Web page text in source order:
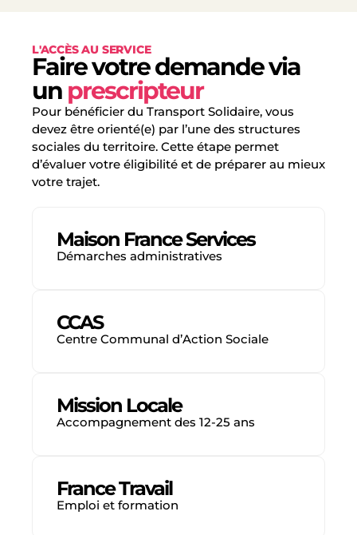
L'ACCÈS AU SERVICE
Faire votre demande via
un prescripteur
Pour bénéficier du Transport Solidaire, vous
devez être orienté(e) par l’une des structures
sociales du territoire. Cette étape permet
d’évaluer votre éligibilité et de préparer au mieux
votre trajet.
Maison France Services
Démarches administratives
CCAS
Centre Communal d’Action Sociale
Mission Locale
Accompagnement des 12-25 ans
France Travail
Emploi et formation